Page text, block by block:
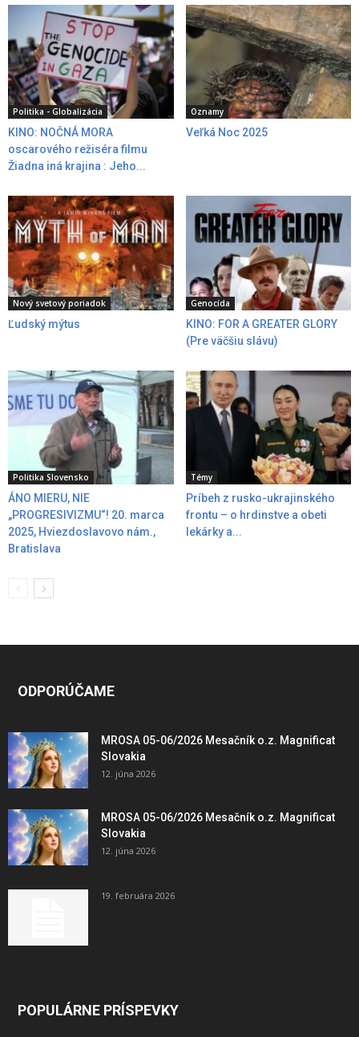
Politika - Globalizácia
KINO: NOČNÁ MORA
oscarového režiséra filmu
Žiadna iná krajina : Jeho...
Oznamy
Veľká Noc 2025
Nový svetový poriadok
Ľudský mýtus
Genocída
KINO: FOR A GREATER GLORY
(Pre väčšiu slávu)
Politika Slovensko
ÁNO MIERU, NIE
„PROGRESIVIZMU“! 20. marca
2025, Hviezdoslavovo nám.,
Bratislava
Témy
Príbeh z rusko-ukrajinského
frontu – o hrdinstve a obeti
lekárky a...
ODPORÚČAME
MROSA 05-06/2026 Mesačník o.z. Magnificat
Slovakia
12. júna 2026
MROSA 05-06/2026 Mesačník o.z. Magnificat
Slovakia
12. júna 2026
19. februára 2026
POPULÁRNE PRÍSPEVKY